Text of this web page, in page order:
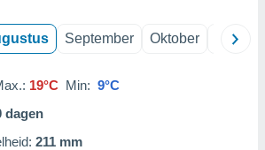
September Oktober
19°C Min: 9°C
dagen
211 mm